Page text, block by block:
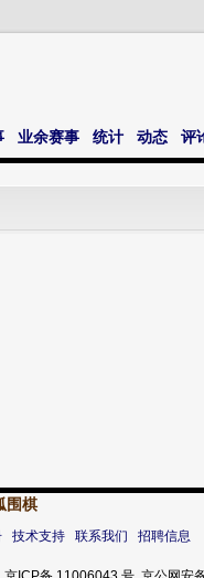
业余赛事 统计 动态 评
围棋
技术支持 联系我们 招聘信息